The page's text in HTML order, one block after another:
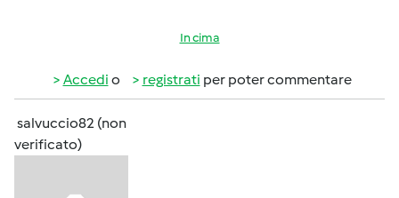
In cima
Accedi o registrati per poter commentare
salvuccio82 (non
verificato)